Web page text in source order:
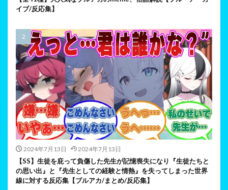
イブ/反応集】
2024年7月13日 2024年7月13日
【SS】生徒を庇って負傷した先生が記憶喪失になり『生徒たちと
の思い出』と『先生としての経験と情熱』を失ってしまった世界
線に対する反応集【ブルアカ/まとめ/反応集】